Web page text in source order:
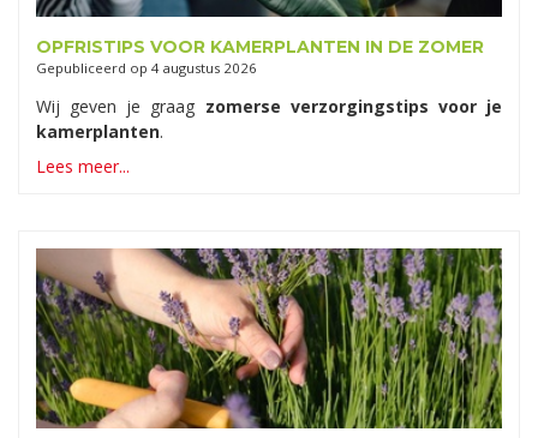
OPFRISTIPS VOOR KAMERPLANTEN IN DE ZOMER
Gepubliceerd op 4 augustus 2026
Wij geven je graag zomerse verzorgingstips voor je
kamerplanten.
Lees meer...